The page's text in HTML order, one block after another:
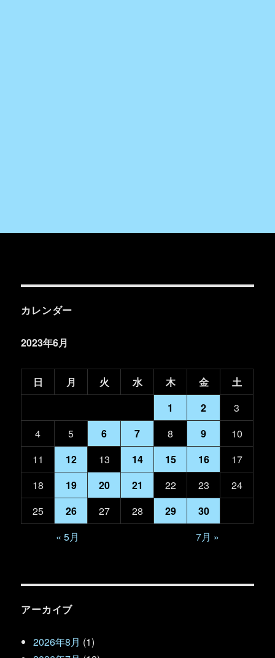
カレンダー
2023年6月
日 月 火 水 木 金
土
1
2
3
4
5 6 7 8 9
10
11
12 13 14 15 16
17
18
19 20 21 22 23
24
25
26 27 28 29
30
« 5月
7月 »
アーカイブ
2026年8月 (1)